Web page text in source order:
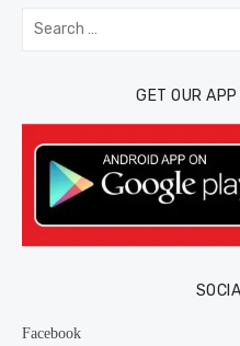
Search
for:
GET OUR
Facebook